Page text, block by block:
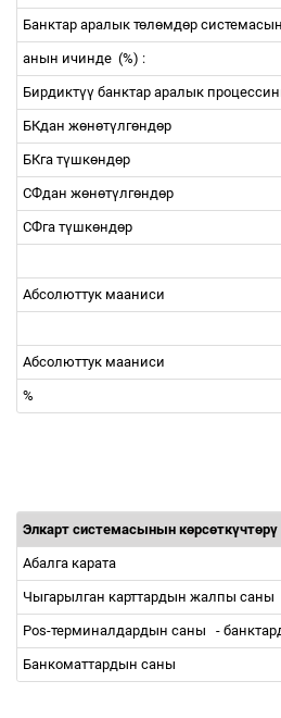
Банктар аралык төлөмдөр
анын ичинде (%) :
Бирдиктүү банктар аралык
БКдан жөнөтүлгөндөр
БКга түшкөндөр
СФдан жөнөтүлгөндөр
СФга түшкөндөр
Абсолюттук мааниси
Абсолюттук мааниси
%
Элкарт системасынын көрсөткүчтөрү
Абалга карата
Чыгарылган карттардын жалпы саны
Рos-терминалдардын саны -
Банкоматтардын саны